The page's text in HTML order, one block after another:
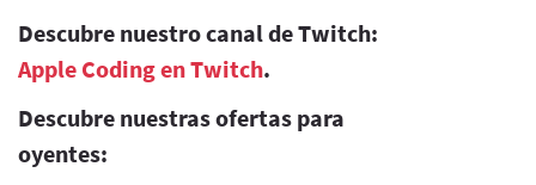
Descubre nuestro canal de Twitch:
Apple Coding en Twitch.
Descubre nuestras ofertas para
oyentes: